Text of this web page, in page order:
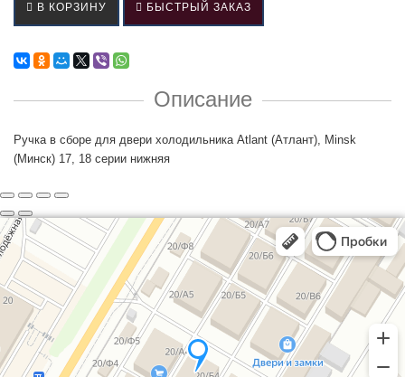
В КОРЗИНУ БЫСТРЫЙ ЗАКАЗ
Описание
Ручка в сборе для двери холодильника Atlant (Атлант), Minsk
(Минск) 17, 18 серии нижняя